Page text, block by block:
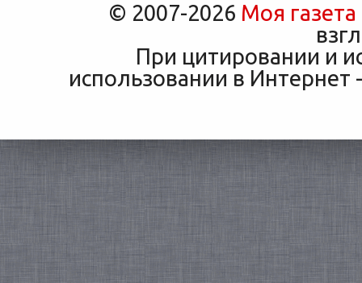
© 2007-2026 Моя газета
При цитировании и
использовании в Интернет